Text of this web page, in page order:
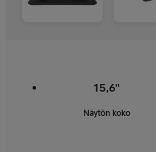
15,6"
Näytön koko